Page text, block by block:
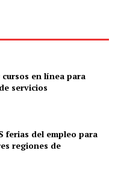
cursos en línea para
servicios
ferias del empleo para
regiones de